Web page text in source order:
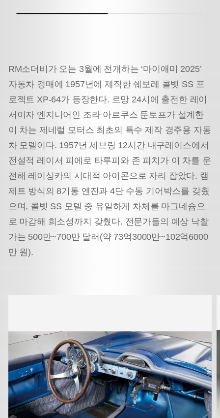
RM소더비가 오는 3월에 전개하는 ‘마이애미 2025’
자동차 경매에 1957년에 제작한 쉐보레 콜벳 SS 프
로젝트 XP-64가 등장한다. 르망 24시에 출전한 레이
서이자 엔지니어인 조라 아르쿠스 둔토프가 설계한
이 차는 제네럴 모터스 최초의 특수 제작 경주용 자동
차 모델이다. 1957년 세브링 12시간 내구레이스에서
전설적 레이서 피에로 타루피와 존 피치가 이 차를 운
전해 레이싱카의 시대적 아이콘으로 자리 잡았다. 램
제트 방식의 8기통 엔진과 4단 수동 기어박스를 갖췄
으며, 콜벳 SS 모델 중 유일하게 차체를 마그네슘으
로 마감해 희소성까지 갖췄다. 전문가들의 예상 낙찰
가는 500만~700만 달러(약 73억3000만~102억6000
만 원).